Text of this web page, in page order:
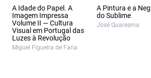
A Idade do Papel. A
Imagem Impressa
Volume II — Cultura
Visual em Portugal das
Luzes à Revolução
Miguel Figueira de Faria
A Pintura e a
do Sublime
José Quaresma